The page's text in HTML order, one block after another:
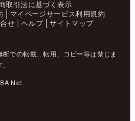
取引法に基づく表示
マイページサービス利用規約
せ ヘルプ サイトマップ
での転載、転用、コピー等は禁じま
。
Net